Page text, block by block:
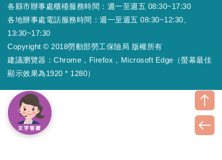
各縣市辦事處櫃檯服務時間：週一至週五 08:30~17:30
各地辦事處電話服務時間：週一至週五 08:30~12:30、
13:30~17:30
Copyright © 2018勞動部勞工保險局 版權所有
建議瀏覽器：Chrome，Firefox，Microsoft Edge（螢幕最佳
顯示效果為1920 * 1280）